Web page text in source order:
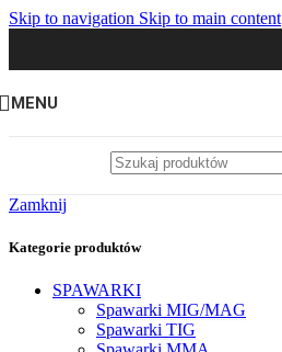
Skip to navigation Skip to main content
MENU
Zamknij
Kategorie produktów
SPAWARKI
Spawarki MIG/MAG
Spawarki TIG